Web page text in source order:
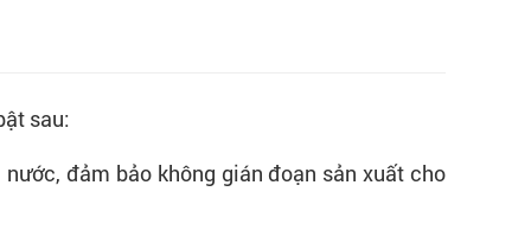
sau:
đảm bảo không gián đoạn sản xuất cho